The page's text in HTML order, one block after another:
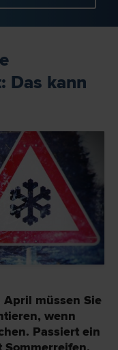
Das kann
April müssen Sie
wenn
Passiert ein